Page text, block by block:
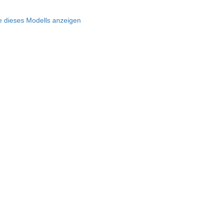
dieses Modells anzeigen